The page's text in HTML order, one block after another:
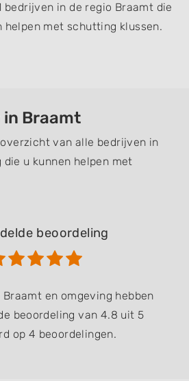
bedrijven in de regio Braamt die
helpen met schutting klussen.
Braamt
van alle bedrijven in
u kunnen helpen met
beoordeling
en omgeving hebben
beoordeling van 4.8 uit 5
op 4 beoordelingen.